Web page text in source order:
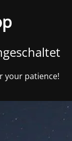
your patience!